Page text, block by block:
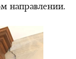
направлении.